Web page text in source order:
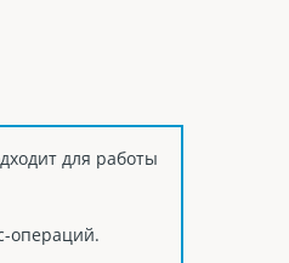
для работы
операций.